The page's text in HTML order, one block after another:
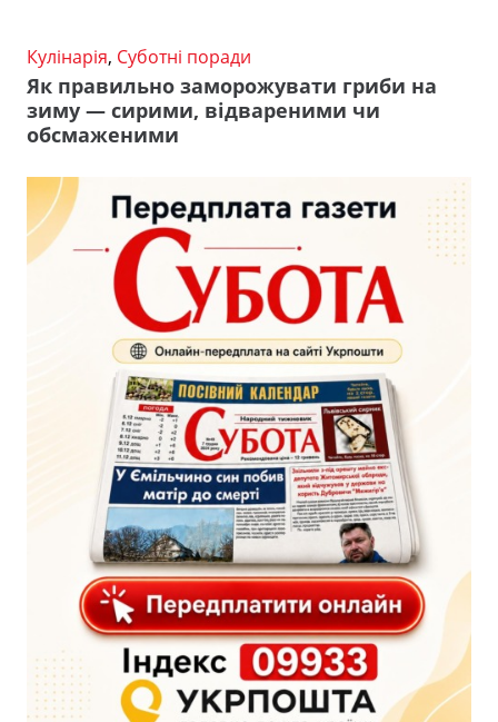
Кулінарія, Суботні поради
Як правильно заморожувати гриби на
зиму — сирими, відвареними чи
обсмаженими